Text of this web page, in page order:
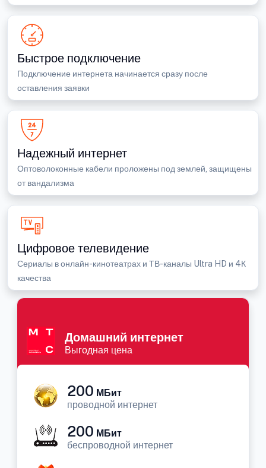
Быстрое подключение
Подключение интернета начинается сразу после
оставления заявки
Надежный интернет
Оптоволоконные кабели проложены под землей, защищены
от вандализма
Цифровое телевидение
Сериалы в онлайн-кинотеатрах и ТВ-каналы Ultra HD и 4К
качества
Домашний интернет
Выгодная цена
200 МБит
проводной интернет
200 МБит
беспроводной интернет